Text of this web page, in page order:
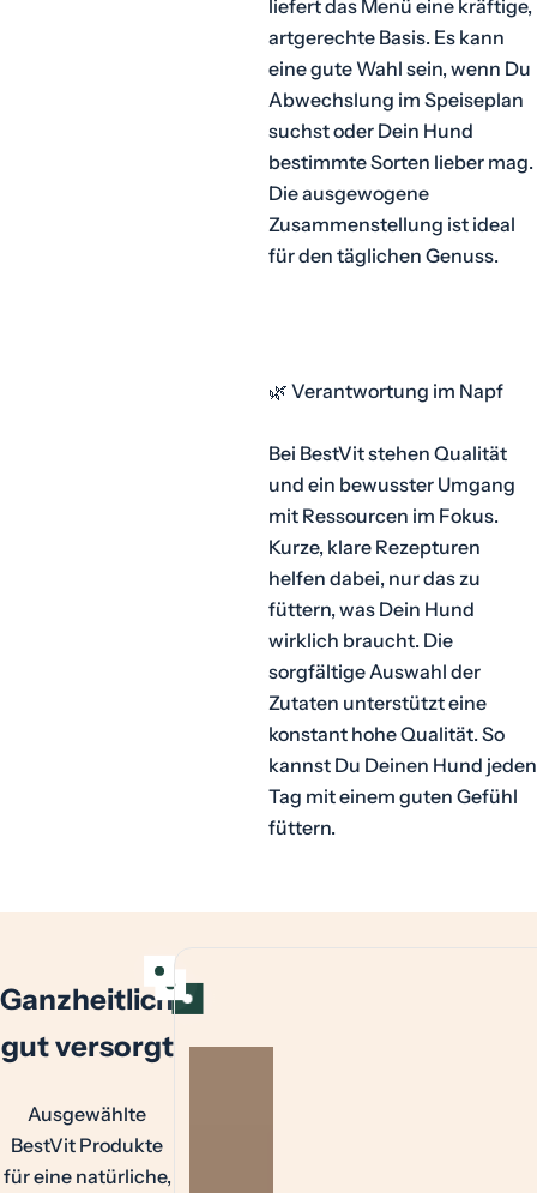
liefert das Menü eine kräftige,
artgerechte Basis. Es kann
eine gute Wahl sein, wenn Du
Abwechslung im Speiseplan
suchst oder Dein Hund
bestimmte Sorten lieber mag.
Die ausgewogene
Zusammenstellung ist ideal
für den täglichen Genuss.
🌿 Verantwortung im Napf
Bei BestVit stehen Qualität
und ein bewusster Umgang
mit Ressourcen im Fokus.
Kurze, klare Rezepturen
helfen dabei, nur das zu
füttern, was Dein Hund
wirklich braucht. Die
sorgfältige Auswahl der
Zutaten unterstützt eine
konstant hohe Qualität. So
kannst Du Deinen Hund jeden
Tag mit einem guten Gefühl
füttern.
Ganzheitlich
gut versorgt
Ausgewählte
BestVit Produkte
für eine natürliche,